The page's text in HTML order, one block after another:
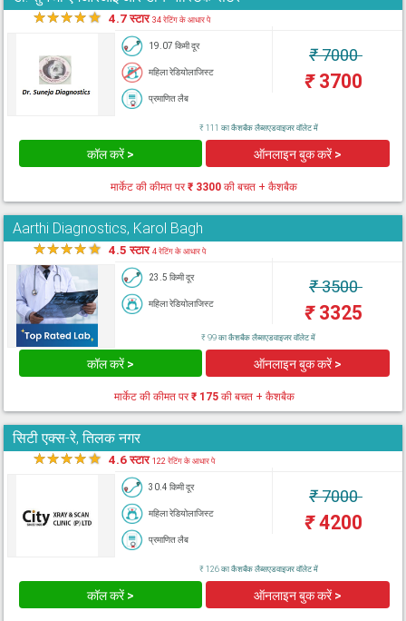
★★★★★ 4.7 स्टार34 रेटिंग के आधार पे
19.07 किमी दूर
महिला रेडियोलाजिस्ट
प्रमाणित लैब
₹7000
₹3700
₹ 111 का कैशबैक लैब्सएडवाइजर वॉलेट में
कॉल करें > ऑनलाइन बुक करें >
मार्केट की कीमत पर₹ 3300 की बचत + कैशबैक
Aarthi Diagnostics, Karol Bagh
★★★★★ 4.5 स्टार4 रेटिंग के आधार पे
23.5 किमी दूर
महिला रेडियोलाजिस्ट
₹3500
₹3325
₹ 99 का कैशबैक लैब्सएडवाइजर वॉलेट में
कॉल करें > ऑनलाइन बुक करें >
मार्केट की कीमत पर₹ 175की बचत + कैशबैक
सिटी एक्स-रे, तिलक नगर
★★★★★ 4.6 स्टार122 रेटिंग के आधार पे
30.4 किमी दूर
महिला रेडियोलाजिस्ट
प्रमाणित लैब
₹7000
₹4200
₹ 126 का कैशबैक लैब्सएडवाइजर वॉलेट में
कॉल करें > ऑनलाइन बुक करें >